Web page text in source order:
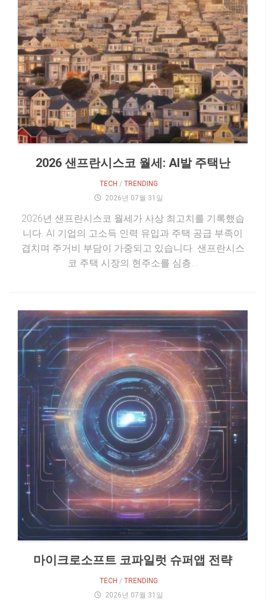
2026 샌프란시스코 월세: AI발 주택난
TECH / TRENDING
2026년 07월 31일
2026년 샌프란시스코 월세가 사상 최고치를 기록했습
니다. AI 기업의 고소득 인력 유입과 주택 공급 부족이
겹치며 주거비 부담이 가중되고 있습니다. 샌프란시스
코 주택 시장의 현주소를 심층...
마이크로소프트 코파일럿 슈퍼앱 전략
TECH / TRENDING
2026년 07월 31일